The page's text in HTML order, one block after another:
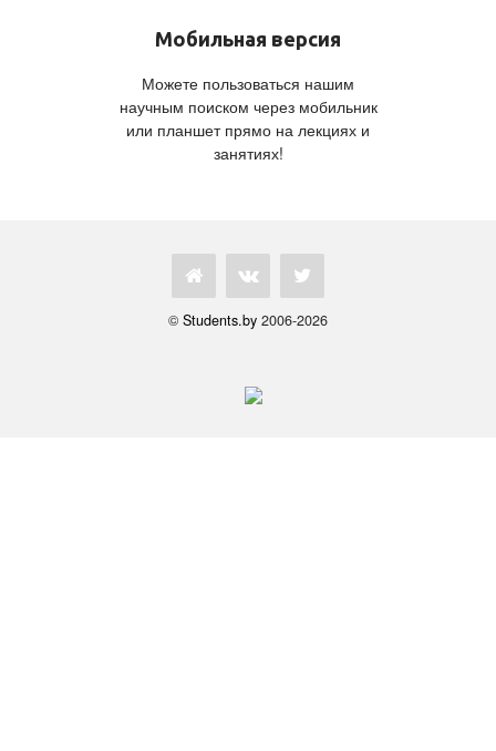
Мобильная версия
Можете пользоваться нашим
научным поиском через мобильник
или планшет прямо на лекциях и
занятиях!
© Students.by 2006-2026